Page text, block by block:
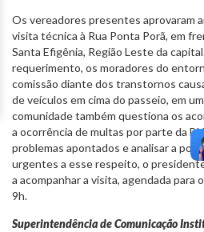
Os vereadores presentes aprovaram
visita técnica à Rua Ponta Porã, em
Santa Efigênia, Região Leste da
requerimento, os moradores do
comissão diante dos transtornos
de veículos em cima do passeio, em
comunidade também questiona os
a ocorrência de multas por parte da
problemas apontados e analisar a
urgentes a esse respeito, o
a acompanhar a visita, agendada para
9h.
Superintendência de Comunicação